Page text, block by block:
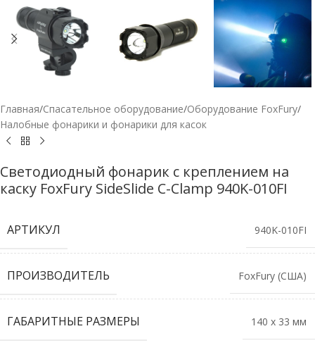
Главная/Спасательное оборудование/Оборудование FoxFury/
Налобные фонарики и фонарики для касок
Светодиодный фонарик с креплением на
каску FoxFury SideSlide C-Clamp 940K-010FI
АРТИКУЛ 940K-010FI
ПРОИЗВОДИТЕЛЬ FoxFury (США)
ГАБАРИТНЫЕ РАЗМЕРЫ 140 х 33 мм